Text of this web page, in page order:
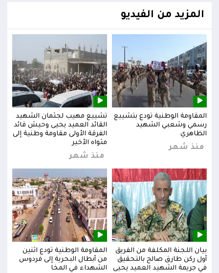
المزيد من الفيديو
المقاومة الوطنية تودع بتشييع
رسمي وشعبي الشهيد
الظاهري
منذ شهر
تشييع مهيب لجثمان الشهيد
القائد العميد يحيى وحيش قائد
الفرقة الأولى مقاومة وطنية إلى
مثواه الأخير
منذ شهر
بيان اللجنة المكلفة من الفريق
أول ركن طارق صالح بالتحقيق
في جريمة الشهيد العميد يحيى
المقاومة الوطنية تودع اثنين
من أبطال البحرية إلى فردوس
الشهداء في المخا